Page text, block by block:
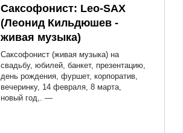
Саксофонист: Leo-SAX
(Леонид Кильдюшев -
живая музыка)
Саксофонист (живая музыка) на
свадьбу, юбилей, банкет, презентацию,
день рождения, фуршет, корпоратив,
вечеринку, 14 февраля, 8 марта,
новый год,. —